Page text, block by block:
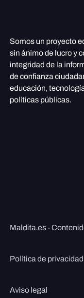
Somos un proyecto
sin ánimo de lucro y
integridad de la
de confianza
educación,
políticas públicas.
Maldita.es -
Política de privacidad
Aviso legal